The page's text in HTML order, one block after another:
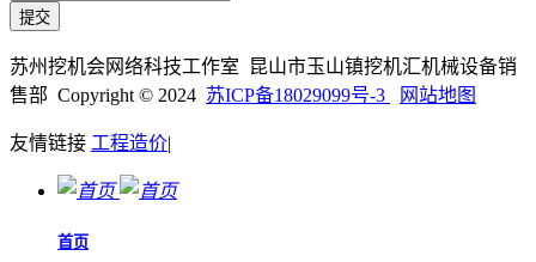
苏州挖机会网络科技工作室 昆山市玉山镇挖机汇机械设备销
售部 Copyright © 2024 苏ICP备18029099号-3 网站地图
友情链接 工程造价|
首页